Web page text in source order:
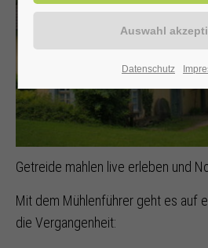
Getreide mahlen live erleben und
Mit dem Mühlenführer geht es auf
die Vergangenheit:
Datenschutz